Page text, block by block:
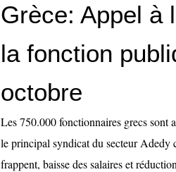
Grèce: Appel à
la fonction
octobre
Les 750.000 fonctionnaires grecs sont
le principal syndicat du secteur Adedy
frappent, baisse des salaires et